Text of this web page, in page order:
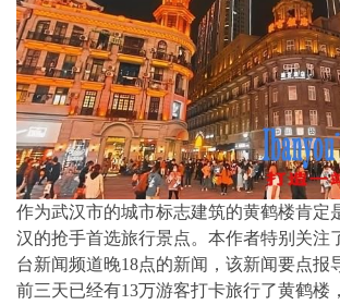
作为武汉市的城市标志建筑的黄鹤楼肯定
汉的抢手首选旅行景点。本作者特别关注
台新闻频道晚18点的新闻，该新闻要点报
前三天已经有13万游客打卡旅行了黄鹤楼